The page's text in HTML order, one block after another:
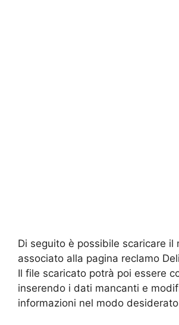
Di seguito è possibile scaricare il
associato alla pagina reclamo
Il file scaricato potrà poi essere
inserendo i dati mancanti e
informazioni nel modo